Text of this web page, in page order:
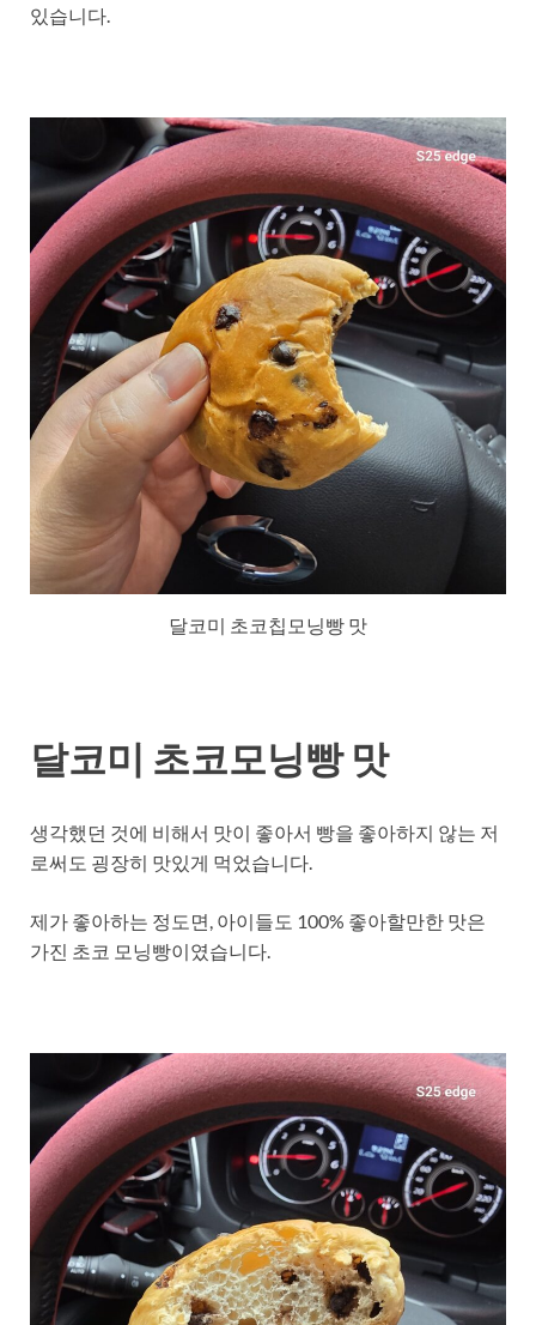
있습니다.
달코미 초코칩모닝빵 맛
달코미 초코모닝빵 맛
생각했던 것에 비해서 맛이 좋아서 빵을 좋아하지 않는 저
로써도 굉장히 맛있게 먹었습니다.
제가 좋아하는 정도면, 아이들도 100% 좋아할만한 맛은
가진 초코 모닝빵이였습니다.